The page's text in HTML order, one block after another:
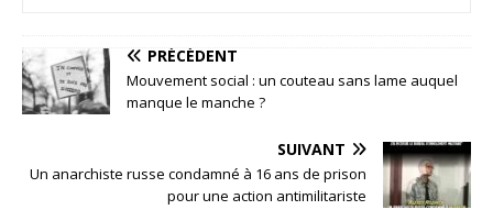
PRÉCÉDENT
Mouvement social : un couteau sans lame auquel
manque le manche ?
SUIVANT
Un anarchiste russe condamné à 16 ans de prison
pour une action antimilitariste